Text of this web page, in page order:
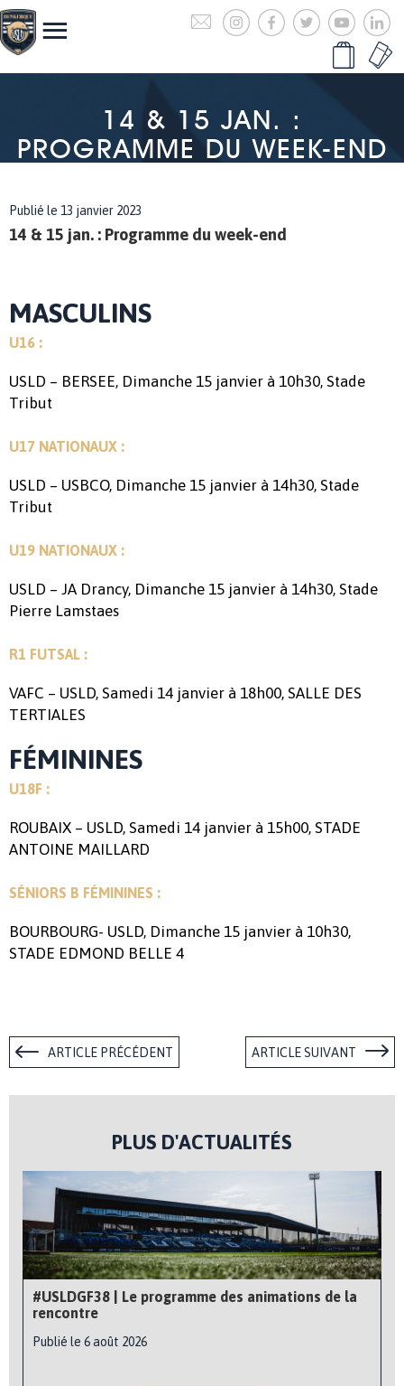
14 & 15 JAN. :
PROGRAMME DU WEEK-END
Publié le 13 janvier 2023
14 & 15 jan. : Programme du week-end
MASCULINS
U16 :
USLD – BERSEE, Dimanche 15 janvier à 10h30, Stade
Tribut
U17 NATIONAUX :
USLD – USBCO, Dimanche 15 janvier à 14h30, Stade
Tribut
U19 NATIONAUX :
USLD – JA Drancy, Dimanche 15 janvier à 14h30, Stade
Pierre Lamstaes
R1 FUTSAL :
VAFC – USLD, Samedi 14 janvier à 18h00, SALLE DES
TERTIALES
FÉMININES
U18F :
ROUBAIX – USLD, Samedi 14 janvier à 15h00, STADE
ANTOINE MAILLARD
SÉNIORS B FÉMININES :
BOURBOURG- USLD, Dimanche 15 janvier à 10h30,
STADE EDMOND BELLE 4
ARTICLE PRÉCÉDENT ARTICLE SUIVANT
PLUS D'ACTUALITÉS
#USLDGF38 | Le programme des animations de la
rencontre
Publié le 6 août 2026